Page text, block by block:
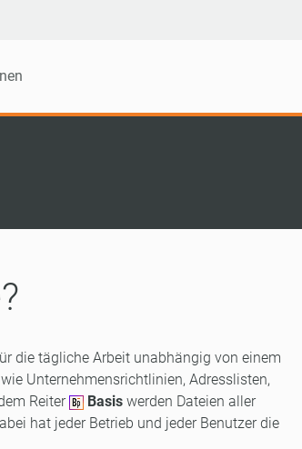
die tägliche Arbeit unabhängig von einem
Unternehmensrichtlinien, Adresslisten,
Reiter Basis werden Dateien aller
hat jeder Betrieb und jeder Benutzer die